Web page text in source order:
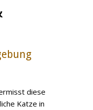
diese
Katze in